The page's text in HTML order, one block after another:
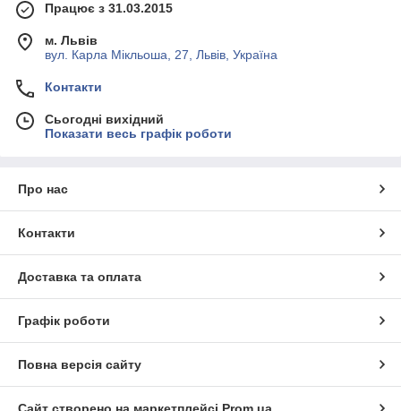
Працює з 31.03.2015
м. Львів
вул. Карла Мікльоша, 27, Львів, Україна
Контакти
Сьогодні вихідний
Показати весь графік роботи
Про нас
Контакти
Доставка та оплата
Графік роботи
Повна версія сайту